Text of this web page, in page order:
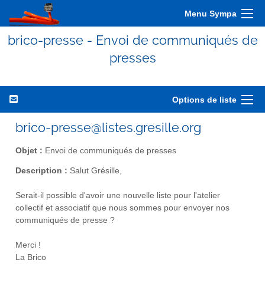
Menu Sympa
brico-presse - Envoi de communiqués de
presses
Options de liste
brico-presse@listes.gresille.org
Objet : Envoi de communiqués de presses
Description : Salut Grésille,
Serait-il possible d'avoir une nouvelle liste pour l'atelier
collectif et associatif que nous sommes pour envoyer nos
communiqués de presse ?
Merci !
La Brico